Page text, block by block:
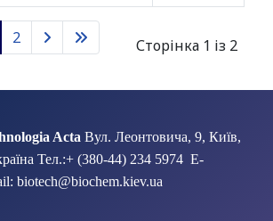
Сторінка 1 із 2
2
Acta Вул. Леонтовича, 9, Київ,
Тел.:+ (380-44) 234 5974 E-
biotech@biochem.kiev.ua